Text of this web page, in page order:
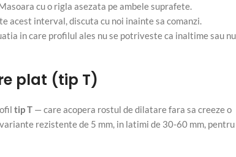
cu o rigla asezata pe ambele suprafete.
acest interval, discuta cu noi inainte sa comanzi.
in care profilul ales nu se potriveste ca inaltime sau nu
plat (tip T)
tip T — care acopera rostul de dilatare fara sa creeze o
rezistente de 5 mm, in latimi de 30-60 mm, pentru